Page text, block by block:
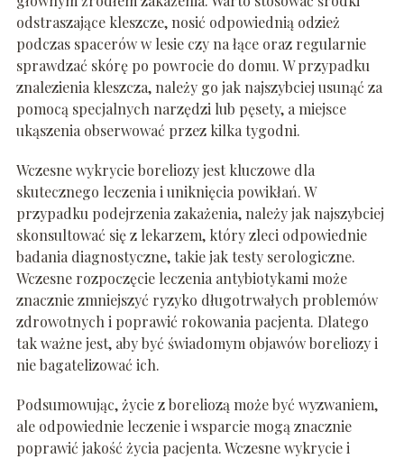
odstraszające kleszcze, nosić odpowiednią odzież
podczas spacerów w lesie czy na łące oraz regularnie
sprawdzać skórę po powrocie do domu. W przypadku
znalezienia kleszcza, należy go jak najszybciej usunąć za
pomocą specjalnych narzędzi lub pęsety, a miejsce
ukąszenia obserwować przez kilka tygodni.
Wczesne wykrycie boreliozy jest kluczowe dla
skutecznego leczenia i uniknięcia powikłań. W
przypadku podejrzenia zakażenia, należy jak najszybciej
skonsultować się z lekarzem, który zleci odpowiednie
badania diagnostyczne, takie jak testy serologiczne.
Wczesne rozpoczęcie leczenia antybiotykami może
znacznie zmniejszyć ryzyko długotrwałych problemów
zdrowotnych i poprawić rokowania pacjenta. Dlatego
tak ważne jest, aby być świadomym objawów boreliozy i
nie bagatelizować ich.
Podsumowując, życie z boreliozą może być wyzwaniem,
ale odpowiednie leczenie i wsparcie mogą znacznie
poprawić jakość życia pacjenta. Wczesne wykrycie i